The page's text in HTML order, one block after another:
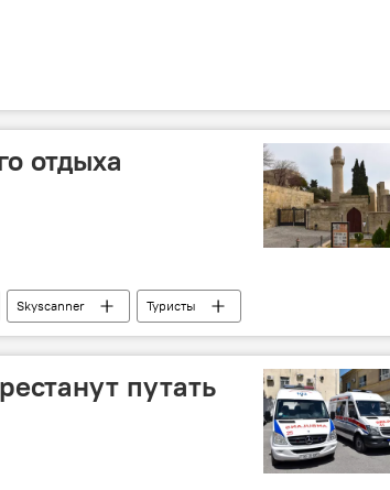
отдыха
Skyscanner
Туристы
путать